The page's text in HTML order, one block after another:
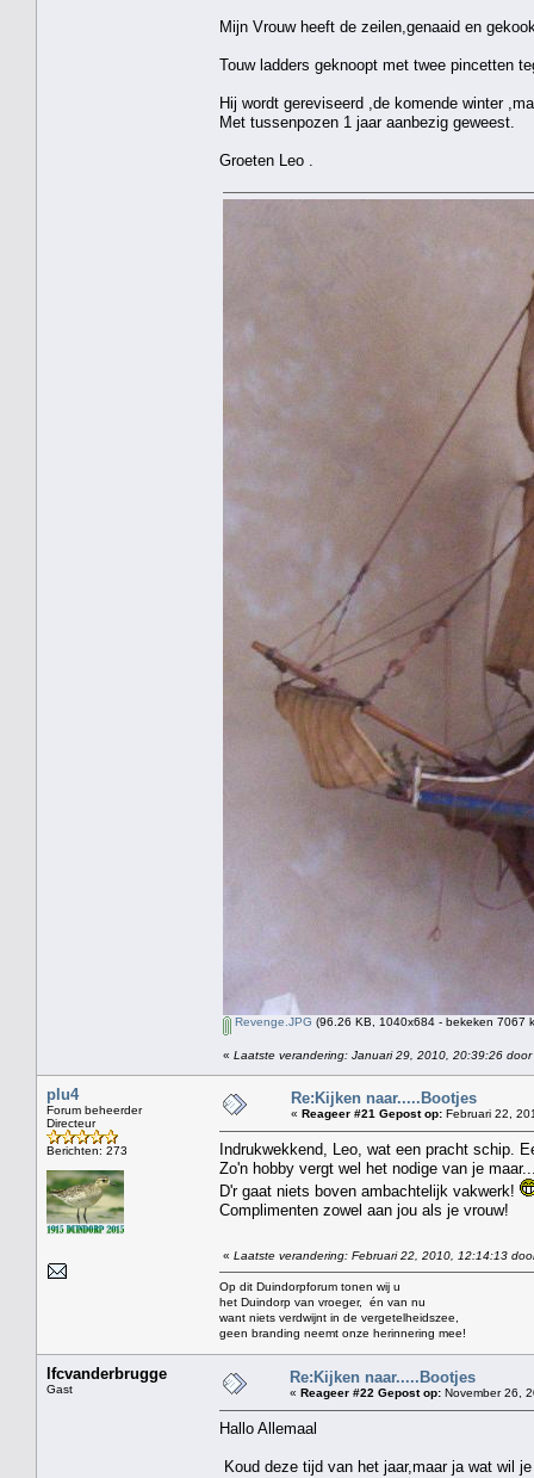
Mijn Vrouw heeft de zeilen,genaaid en
Touw ladders geknoopt met twee pincetten
Hij wordt gereviseerd ,de komende winter
Met tussenpozen 1 jaar aanbezig geweest.
Groeten Leo .
Revenge.JPG (96.26 KB, 1040x684 - bekeken 7067
« Laatste verandering: Januari 29, 2010, 20:39:26
plu4
Forum beheerder
Directeur
Berichten: 273
Re:Kijken naar.....Bootjes
« Reageer #21 Gepost op: Februari 22,
Indrukwekkend, Leo, wat een pracht schip.
Zo'n hobby vergt wel het nodige van je
D'r gaat niets boven ambachtelijk vakwerk!
Complimenten zowel aan jou als je vrouw!
« Laatste verandering: Februari 22, 2010, 12:14:13
Op dit Duindorpforum tonen wij u
het Duindorp van vroeger, én van nu
want niets verdwijnt in de vergetelheidszee,
geen branding neemt onze herinnering mee!
lfcvanderbrugge
Gast
Re:Kijken naar.....Bootjes
« Reageer #22 Gepost op: November 26,
Hallo Allemaal
Koud deze tijd van het jaar,maar ja wat wil